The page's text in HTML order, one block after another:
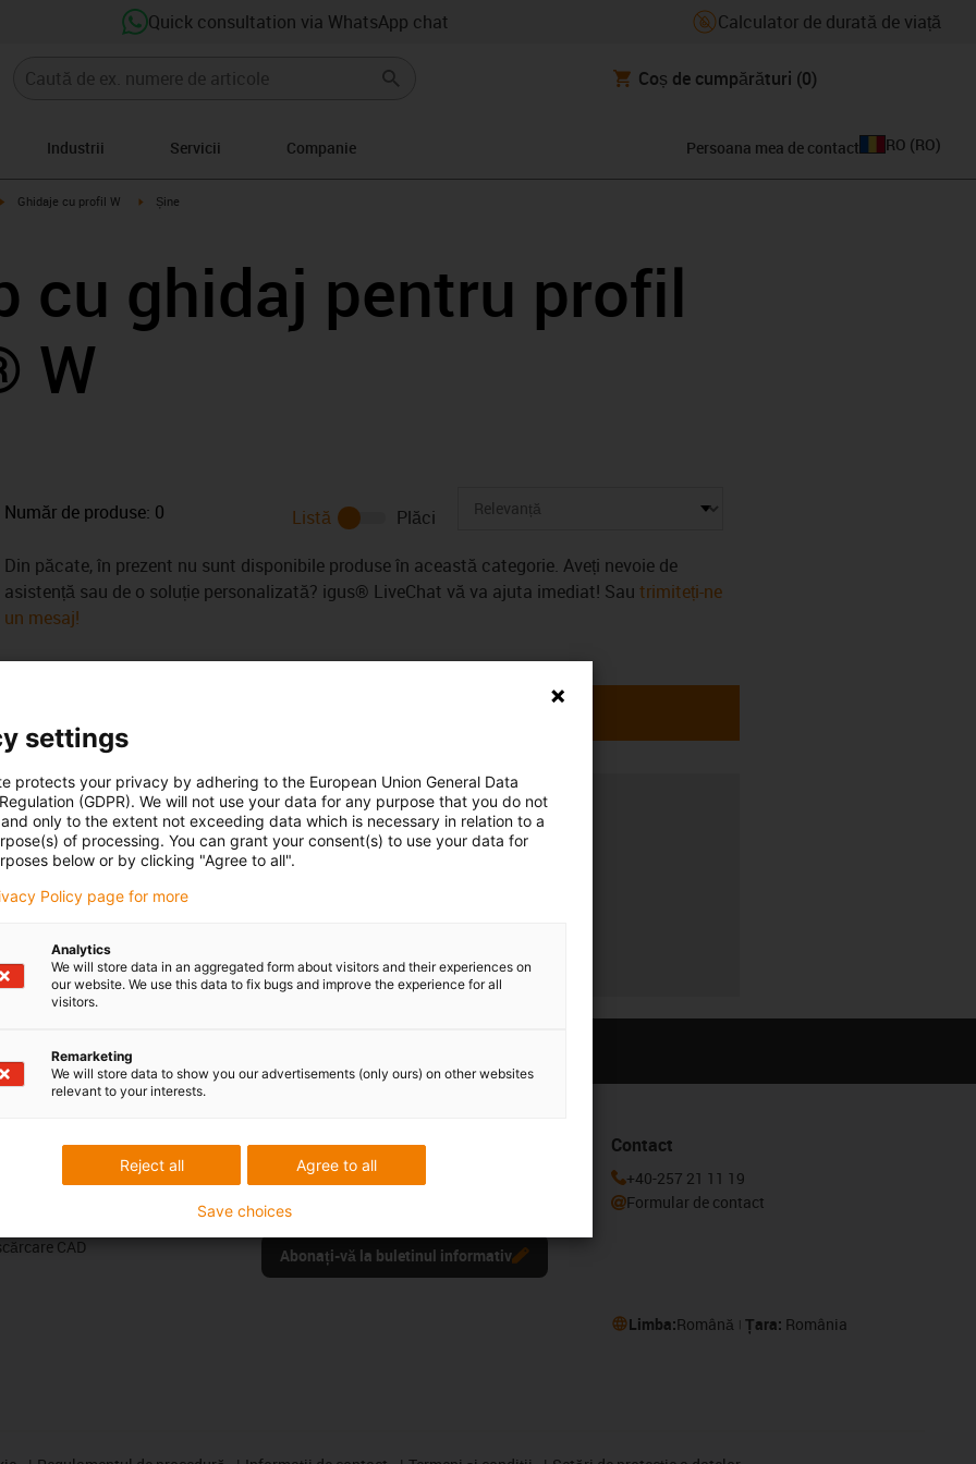
Quick consultation via WhatsApp chat Calculator de durată de viață
Coș de cumpărături (0)
Industrii Servicii Companie Persoana mea de contact RO (RO)
igus-icon-arrow-right
Ghidaje cu profil W igus-icon-arrow-right
Șine
cu ghidaj pentru profil
W
Număr de produse: 0 Listă
Plăci
Din păcate, în prezent nu sunt disponibile produse în această categorie. Aveți nevoie de
asistență sau de o soluție personalizată? igus® LiveChat vă va ajuta imediat! Sau trimiteți-ne
un mesaj!
phone
257 211119
form
Opening hours
Office hours
aveți. Laudă și critică
CAD
Buletin informativ
Rămâneți la curent și înscrieți-vă la buletinul
informativ igus® aici.
Abonați-vă la buletinul informativ
Contact
+40-257 21 11 19
Formular de contact
Limba:Română Țara: România
settings
protects your privacy by adhering to the European Union General Data
(GDPR). We will not use your data for any purpose that you do not
only to the extent not exceeding data which is necessary in relation to a
of processing. You can grant your consent(s) to use your data for
below or by clicking "Agree to all".
Policy page for more
Analytics
We will store data in an aggregated form about visitors and their experiences on
our website. We use this data to fix bugs and improve the experience for all
visitors.
Remarketing
We will store data to show you our advertisements (only ours) on other websites
relevant to your interests.
Agree to all
Reject all
Save choices